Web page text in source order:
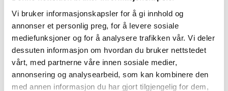
Vi bruker informasjonskapsler for å gi innhold og
annonser et personlig preg, for å levere sosiale
mediefunksjoner og for å analysere trafikken vår. Vi deler
dessuten informasjon om hvordan du bruker nettstedet
vårt, med partnerne våre innen sosiale medier,
annonsering og analysearbeid, som kan kombinere den
med annen informasjon du har gjort tilgjengelig for dem,
accommodation in Tyssedal - not far from
the starting point of the hike to Trolltunga.